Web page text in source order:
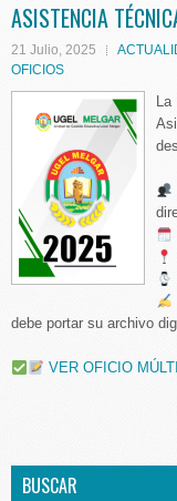
ASISTENCIA
21 Julio, 2025
OFICIOS
debe portar su archivo
VER OFICIO
BUSCAR